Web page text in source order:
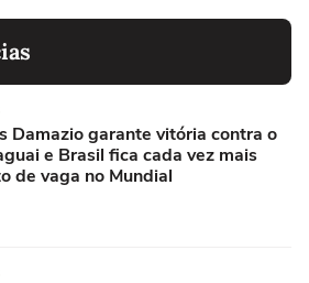
Damazio garante vitória contra o
e Brasil fica cada vez mais
de vaga no Mundial